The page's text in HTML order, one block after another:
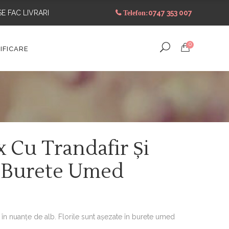
FAC LIVRARI Telefon:0747 353 007
0
Cu Trandafir Și
Umed
nuanțe de alb. Florile sunt așezate în burete umed